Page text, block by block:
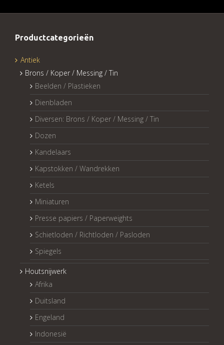
Productcategorieën
Antiek
Brons / Koper / Messing / Tin
Beelden / Plastieken
Dienbladen
Diversen: Brons / Koper / Messing / Tin
Dozen
Kandelaars
Kapstokken / Wandrekken
Ketels
Miniaturen
Presse papiers / Paperweights
Schietloden / Richtloden / Pasloden
Spiegels
Houtsnijwerk
Afrika
Duitsland
Engeland
Indonesië